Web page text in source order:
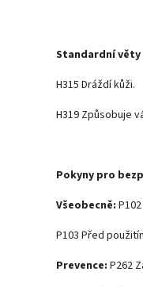
Standardní
H315 Dráždí kůži.
H319 Způsobuje
Pokyny pro
Všeobecně:
P103 Před
Prevence: P262